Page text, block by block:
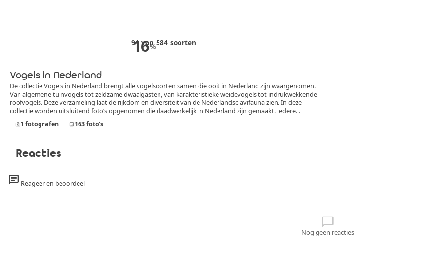
16%
91 van584 soorten
Vogels in Nederland
De collectie Vogels in Nederland brengt alle vogelsoorten samen die ooit in Nederland zijn waargenomen.
Van algemene tuinvogels tot zeldzame dwaalgasten, van karakteristieke weidevogels tot indrukwekkende
roofvogels. Deze verzameling laat de rijkdom en diversiteit van de Nederlandse avifauna zien. In deze
collectie worden uitsluitend foto’s opgenomen die daadwerkelijk in Nederland zijn gemaakt. Iedere
standvogel, broedvogel, doortrekker, wintergast of incidentele zeldzaamheid.
photo_camera1 fotografen image 163foto's
Reacties
chat Reageer en beoordeel
chat_bubble_outline
Nog geen reacties